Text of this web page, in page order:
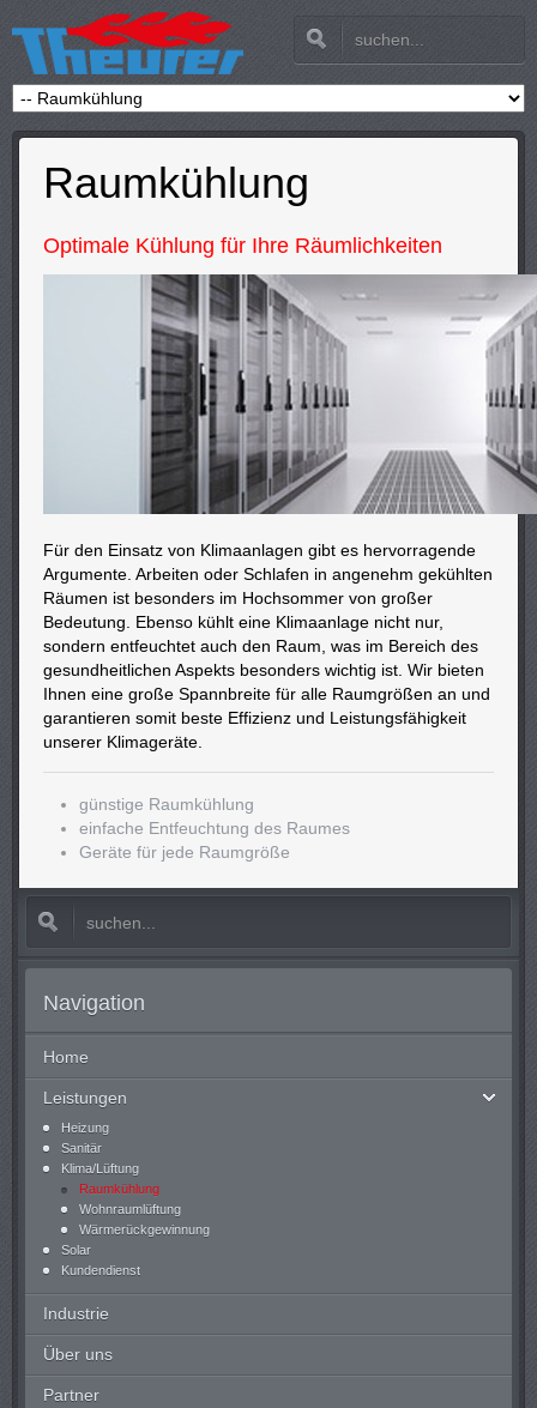
Raumkühlung
Optimale Kühlung für Ihre Räumlichkeiten
Für den Einsatz von Klimaanlagen gibt es hervorragende
Argumente. Arbeiten oder Schlafen in angenehm gekühlten
Räumen ist besonders im Hochsommer von großer
Bedeutung. Ebenso kühlt eine Klimaanlage nicht nur,
sondern entfeuchtet auch den Raum, was im Bereich des
gesundheitlichen Aspekts besonders wichtig ist. Wir bieten
Ihnen eine große Spannbreite für alle Raumgrößen an und
garantieren somit beste Effizienz und Leistungsfähigkeit
unserer Klimageräte.
günstige Raumkühlung
einfache Entfeuchtung des Raumes
Geräte für jede Raumgröße
Navigation
Home
Leistungen
Heizung
Sanitär
Klima/Lüftung
Raumkühlung
Wohnraumlüftung
Wärmerückgewinnung
Solar
Kundendienst
Industrie
Über uns
Partner